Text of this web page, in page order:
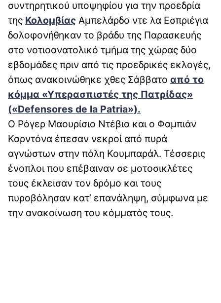
συντηρητικού υποψηφίου για την προεδρία
της Κολομβίας Αμπελάρδο ντε λα Εσπριέγια
δολοφονήθηκαν το βράδυ της Παρασκευής
στο νοτιοανατολικό τμήμα της χώρας δύο
εβδομάδες πριν από τις προεδρικές εκλογές,
όπως ανακοινώθηκε χθες Σάββατο από το
κόμμα «Υπερασπιστές της Πατρίδας»
(«Defensores de la Patria»).
Ο Ρόγερ Μαουρίσιο Ντέβια και ο Φαμπιάν
Καρντόνα έπεσαν νεκροί από πυρά
αγνώστων στην πόλη Κουμπαράλ. Τέσσερις
ένοπλοι που επέβαιναν σε μοτοσικλέτες
τους έκλεισαν τον δρόμο και τους
πυροβόλησαν κατ’ επανάληψη, σύμφωνα με
την ανακοίνωση του κόμματός τους.